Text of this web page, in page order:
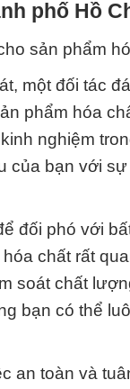
phố Hồ
sản phẩm
một đối tác
phẩm hóa
nghiệm
của bạn với
đối phó với
chất rất
soát chất
bạn có thể
an toàn và